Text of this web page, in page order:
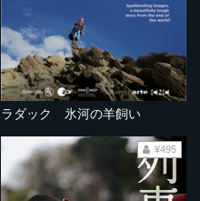
ラダック 氷河の羊飼い
¥495